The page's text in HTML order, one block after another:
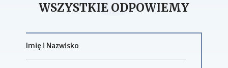
WSZYSTKIE ODPOWIEMY